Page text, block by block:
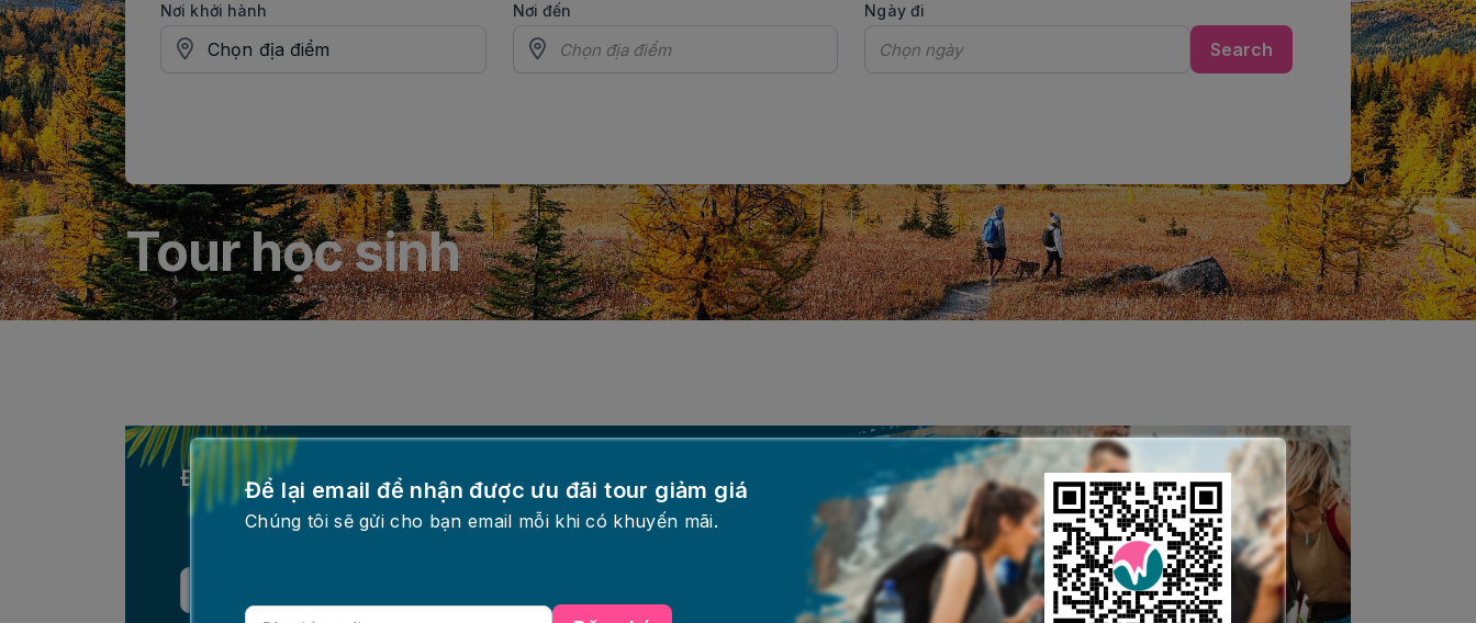
Nơi khởi hành
Chọn địa điểm
Nơi đến Ngày đi
Search
Tour học sinh
Để lại email để nhận được ưu đãi tour giảm giá
Để lại email để nhận được ưu đãi tour giảm giá
Chúng tôi sẽ gửi cho bạn email mỗi khi có khuyến mãi.